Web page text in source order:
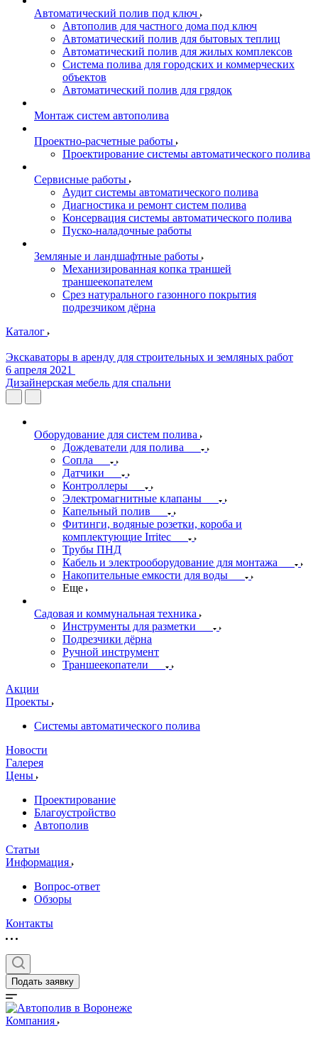
Автоматический полив под ключ
Автополив для частного дома под ключ
Автоматический полив для бытовых теплиц
Автоматический полив для жилых комплексов
Система полива для городских и коммерческих
объектов
Автоматический полив для грядок
Монтаж систем автополива
Проектно-расчетные работы
Проектирование системы автоматического полива
Сервисные работы
Аудит системы автоматического полива
Диагностика и ремонт систем полива
Консервация системы автоматического полива
Пуско-наладочные работы
Земляные и ландшафтные работы
Механизированная копка траншей
траншеекопателем
Срез натурального газонного покрытия
подрезчиком дёрна
Каталог
Экскаваторы в аренду для строительных и земляных работ
6 апреля 2021
Дизайнерская мебель для спальни
Оборудование для систем полива
Дождеватели для полива
Сопла
Датчики
Контроллеры
Электромагнитные клапаны
Капельный полив
Фитинги, водяные розетки, короба и
комплектующие Irritec
Трубы ПНД
Кабель и электрооборудование для монтажа
Накопительные емкости для воды
Еще
Садовая и коммунальная техника
Инструменты для разметки
Подрезчики дёрна
Ручной инструмент
Траншеекопатели
Акции
Проекты
Системы автоматического полива
Новости
Галерея
Цены
Проектирование
Благоустройство
Автополив
Статьи
Информация
Вопрос-ответ
Обзоры
Контакты
Подать заявку
Компания